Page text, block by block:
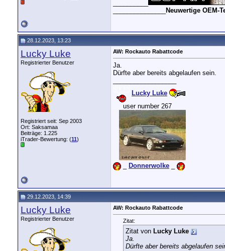
Neuwertige OEM-
28.12.2023, 13:23
Lucky Luke
Registrierter Benutzer
Registriert seit: Sep 2003
Ort: Saksamaa
Beiträge: 1.225
iTrader-Bewertung: (11)
AW: Rockauto Rabattcode
Ja.
Dürfte aber bereits abgelaufen sein.
Lucky Luke
user number 267
Donnerwolke
29.12.2023, 14:39
Lucky Luke
Registrierter Benutzer
AW: Rockauto Rabattcode
Zitat:
Zitat von Lucky Luke
Ja.
Dürfte aber bereits abgelaufen